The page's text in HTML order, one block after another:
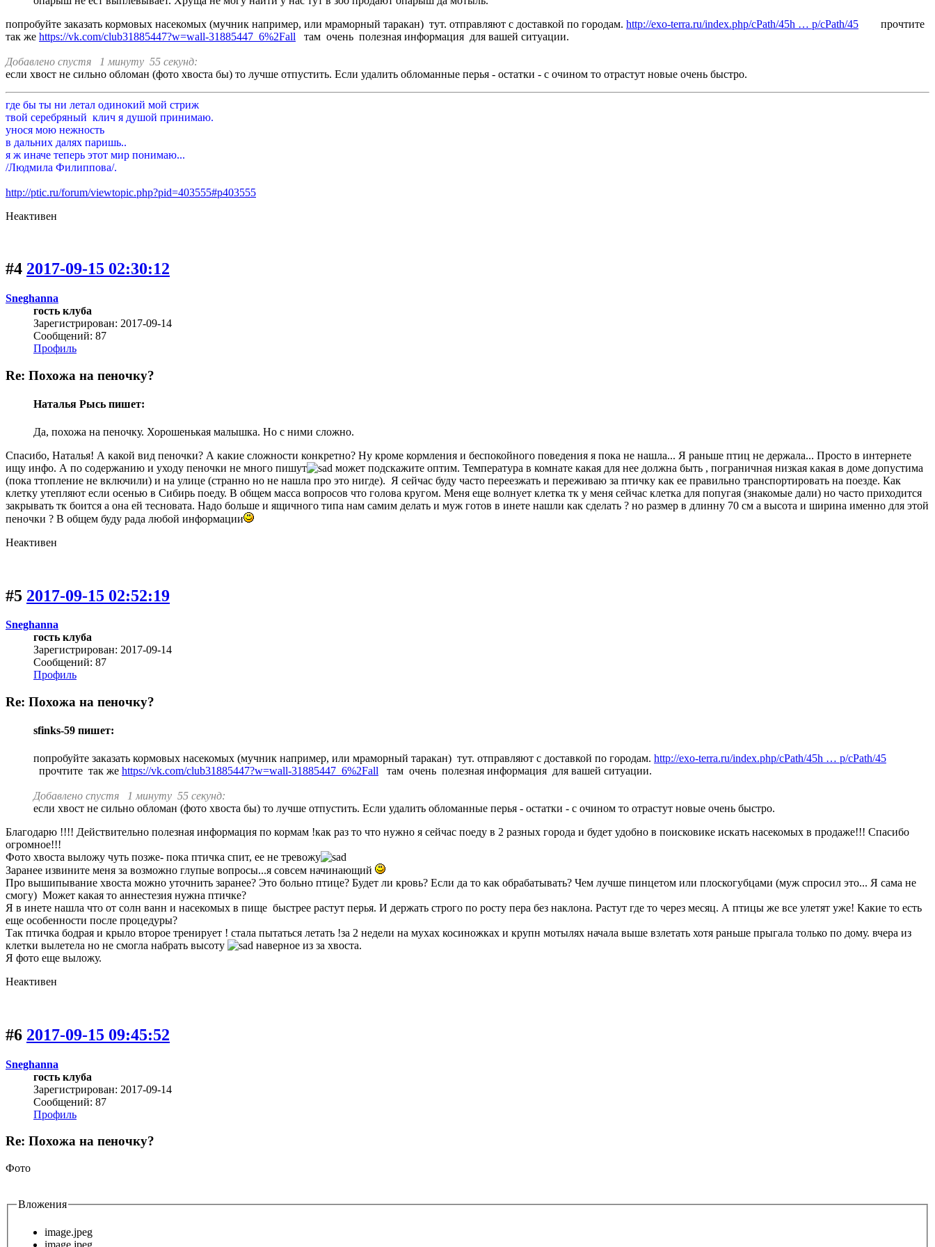
попробуйте заказать кормовых насекомых (мучник например, или мраморный таракан) тут. отправляют с доставкой по городам. http://exo-terra.ru/index.php/cPath/45h … p/cPath/45 прочтите
так же https://vk.com/club31885447?w=wall-31885447_6%2Fall там очень полезная информация для вашей ситуации.
Добавлено спустя 1 минуту 55 секунд:
если хвост не сильно обломан (фото хвоста бы) то лучше отпустить. Если удалить обломанные перья - остатки - с очином то отрастут новые очень быстро.
где бы ты ни летал одинокий мой стриж
твой серебряный клич я душой принимаю.
унося мою нежность
в дальних далях паришь..
я ж иначе теперь этот мир понимаю...
/Людмила Филиппова/.
http://ptic.ru/forum/viewtopic.php?pid=403555#p403555
Неактивен
#4 2017-09-15 02:30:12
Sneghanna
гость клуба
Зарегистрирован: 2017-09-14
Сообщений: 87
Профиль
Re: Похожа на пеночку?
Наталья Рысь пишет:
Да, похожа на пеночку. Хорошенькая малышка. Но с ними сложно.
Спасибо, Наталья! А какой вид пеночки? А какие сложности конкретно? Ну кроме кормления и беспокойного поведения я пока не нашла... Я раньше птиц не держала... Просто в интернете
ищу инфо. А по содержанию и уходу пеночки не много пишут
может подскажите оптим. Температура в комнате какая для нее должна быть , пограничная низкая какая в доме допустима
(пока ттопление не включили) и на улице (странно но не нашла про это нигде). Я сейчас буду часто переезжать и переживаю за птичку как ее правильно транспортировать на поезде. Как
клетку утепляют если осенью в Сибирь поеду. В общем масса вопросов что голова кругом. Меня еще волнует клетка тк у меня сейчас клетка для попугая (знакомые дали) но часто приходится
закрывать тк боится а она ей тесновата. Надо больше и ящичного типа нам самим делать и муж готов в инете нашли как сделать ? но размер в длинну 70 см а высота и ширина именно для этой
пеночки ? В общем буду рада любой информации
Неактивен
#5 2017-09-15 02:52:19
Sneghanna
гость клуба
Зарегистрирован: 2017-09-14
Сообщений: 87
Профиль
Re: Похожа на пеночку?
sfinks-59 пишет:
попробуйте заказать кормовых насекомых (мучник например, или мраморный таракан) тут. отправляют с доставкой по городам. http://exo-terra.ru/index.php/cPath/45h … p/cPath/45
прочтите так же https://vk.com/club31885447?w=wall-31885447_6%2Fall там очень полезная информация для вашей ситуации.
Добавлено спустя 1 минуту 55 секунд:
если хвост не сильно обломан (фото хвоста бы) то лучше отпустить. Если удалить обломанные перья - остатки - с очином то отрастут новые очень быстро.
Благодарю !!!! Действительно полезная информация по кормам !как раз то что нужно я сейчас поеду в 2 разных города и будет удобно в поисковике искать насекомых в продаже!!! Спасибо
огромное!!!
Фото хвоста выложу чуть позже- пока птичка спит, ее не тревожу
Заранее извините меня за возможно глупые вопросы...я совсем начинающий
Про вышипывание хвоста можно уточнить заранее? Это больно птице? Будет ли кровь? Если да то как обрабатывать? Чем лучше пинцетом или плоскогубцами (муж спросил это... Я сама не
смогу) Может какая то аннестезия нужна птичке?
Я в инете нашла что от солн ванн и насекомых в пище быстрее растут перья. И держать строго по росту пера без наклона. Растут где то через месяц. А птицы же все улетят уже! Какие то есть
еще особенности после процедуры?
Так птичка бодрая и крыло второе тренирует ! стала пытаться летать !за 2 недели на мухах косиножках и крупн мотылях начала выше взлетать хотя раньше прыгала только по дому. вчера из
клетки вылетела но не смогла набрать высоту
наверное из за хвоста.
Я фото еще выложу.
Неактивен
#6 2017-09-15 09:45:52
Sneghanna
гость клуба
Зарегистрирован: 2017-09-14
Сообщений: 87
Профиль
Re: Похожа на пеночку?
Фото
Вложения
image.jpeg
image.jpeg